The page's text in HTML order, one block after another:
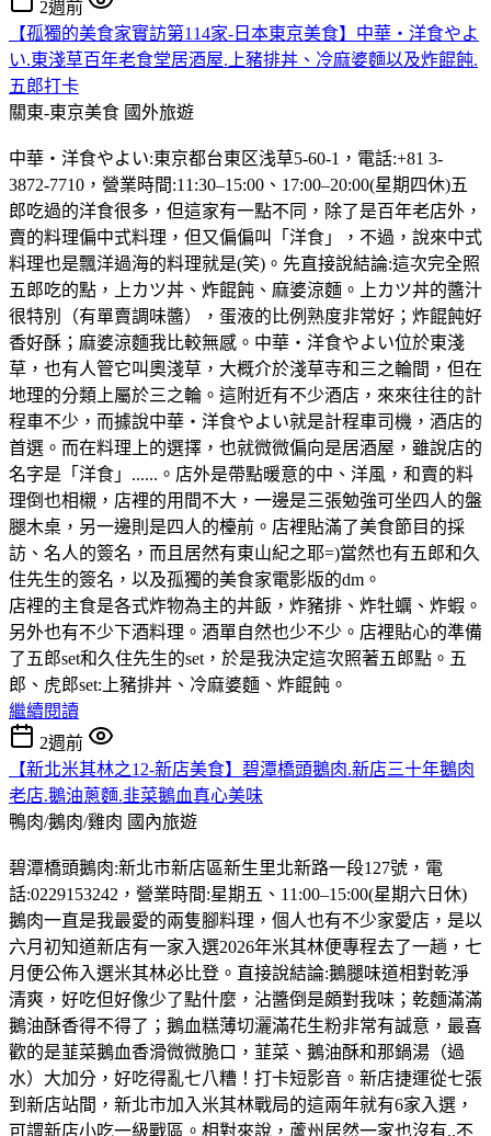
2週前
【孤獨的美食家實訪第114家-日本東京美食】中華・洋食やよ
い.東淺草百年老食堂居酒屋.上豬排丼、冷麻婆麵以及炸餛飩.
五郎打卡
關東-東京美食 國外旅遊
中華・洋食やよい:東京都台東区浅草5-60-1，電話:+81 3-
3872-7710，營業時間:11:30–15:00、17:00–20:00(星期四休)五
郎吃過的洋食很多，但這家有一點不同，除了是百年老店外，
賣的料理偏中式料理，但又偏偏叫「洋食」，不過，說來中式
料理也是飄洋過海的料理就是(笑)。先直接說結論:這次完全照
五郎吃的點，上カツ丼、炸餛飩、麻婆涼麵。上カツ丼的醬汁
很特別（有單賣調味醬），蛋液的比例熟度非常好；炸餛飩好
香好酥；麻婆涼麵我比較無感。中華・洋食やよい位於東淺
草，也有人管它叫奧淺草，大概介於淺草寺和三之輪間，但在
地理的分類上屬於三之輪。這附近有不少酒店，來來往往的計
程車不少，而據說中華・洋食やよい就是計程車司機，酒店的
首選。而在料理上的選擇，也就微微偏向是居酒屋，雖說店的
名字是「洋食」......。店外是帶點暖意的中、洋風，和賣的料
理倒也相櫬，店裡的用間不大，一邊是三張勉強可坐四人的盤
腿木桌，另一邊則是四人的檯前。店裡貼滿了美食節目的採
訪、名人的簽名，而且居然有東山紀之耶=)當然也有五郎和久
住先生的簽名，以及孤獨的美食家電影版的dm。
店裡的主食是各式炸物為主的丼飯，炸豬排、炸牡蠣、炸蝦。
另外也有不少下酒料理。酒單自然也少不少。店裡貼心的準備
了五郎set和久住先生的set，於是我決定這次照著五郎點。五
郎、虎郎set:上豬排丼、冷麻婆麵、炸餛飩。
繼續閱讀
2週前
【新北米其林之12-新店美食】碧潭橋頭鵝肉.新店三十年鵝肉
老店.鵝油蔥麵.韭菜鵝血真心美味
鴨肉/鵝肉/雞肉 國內旅遊
碧潭橋頭鵝肉:新北市新店區新生里北新路一段127號，電
話:0229153242，營業時間:星期五、11:00–15:00(星期六日休)
鵝肉一直是我最愛的兩隻腳料理，個人也有不少家愛店，是以
六月初知道新店有一家入選2026年米其林便專程去了一趟，七
月便公佈入選米其林必比登。直接說結論:鵝腿味道相對乾淨
清爽，好吃但好像少了點什麼，沾醬倒是頗對我味；乾麵滿滿
鵝油酥香得不得了；鵝血糕薄切灑滿花生粉非常有誠意，最喜
歡的是韮菜鵝血香滑微微脆口，韮菜、鵝油酥和那鍋湯（過
水）大加分，好吃得亂七八糟！打卡短影音。新店捷運從七張
到新店站間，新北市加入米其林戰局的這兩年就有6家入選，
可謂新店小吃一級戰區。相對來說，蘆州居然一家也沒有..不